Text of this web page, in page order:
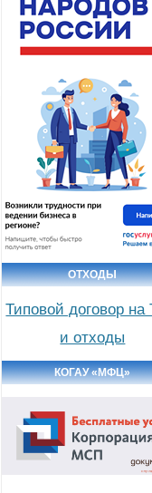
ОТХОДЫ
Типовой договор
и отходы
КОГАУ «МФЦ»